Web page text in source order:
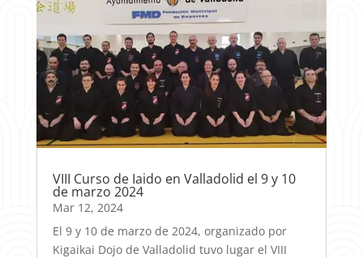
VIII Curso de Iaido en Valladolid el 9 y 10
de marzo 2024
Mar 12, 2024
El 9 y 10 de marzo de 2024, organizado por
Kigaikai Dojo de Valladolid tuvo lugar el VIII